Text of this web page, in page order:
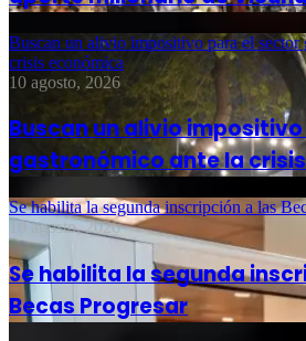
Buscan un alivio impositivo para el sector
crisis económica
10 agosto, 2026
Buscan un alivio
gastronómico ante la
Se habilita la segunda inscripción a las
10 agosto, 2026
Se habilita la segunda
Becas Progresar